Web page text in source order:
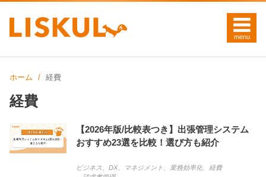
ホーム 経費
経費
【2026年版/比較表つき】出張管理システム
おすすめ23選を比較！選び方も紹介
ビジネス DX、 マネジメント 業務効率化、 経費